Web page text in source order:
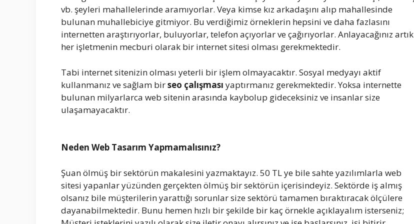
vb. şeyleri mahallelerinde aramıyorlar. Veya kimse kız arkadaşını alıp mahallesinde
bulunan muhallebiciye gitmiyor. Bu verdiğimiz örneklerin hepsini ve daha fazlasını
internetten araştırıyorlar, buluyorlar, telefon açıyorlar ve çağırıyorlar. Anlayacağınız artık
her işletmenin mecburi olarak bir internet sitesi olması gerekmektedir.
Tabi internet sitenizin olması yeterli bir işlem olmayacaktır. Sosyal medyayı aktif
kullanmanız ve sağlam birseo çalışması yaptırmanız gerekmektedir. Yoksa internette
bulunan milyarlarca web sitenin arasında kaybolup gideceksiniz ve insanlar size
ulaşamayacaktır.
Neden Web Tasarım Yapmamalısınız?
Şuan ölmüş bir sektörün makalesini yazmaktayız. 50 TL ye bile sahte yazılımlarla web
sitesi yapanlar yüzünden gerçekten ölmüş bir sektörün içerisindeyiz. Sektörde iş almış
olsanız bile müşterilerin yarattığı sorunlar size sektörü tamamen bıraktıracak ölçülere
dayanabilmektedir. Bunu hemen hızlı bir şekilde bir kaç örnekle açıklayalım isterseniz;